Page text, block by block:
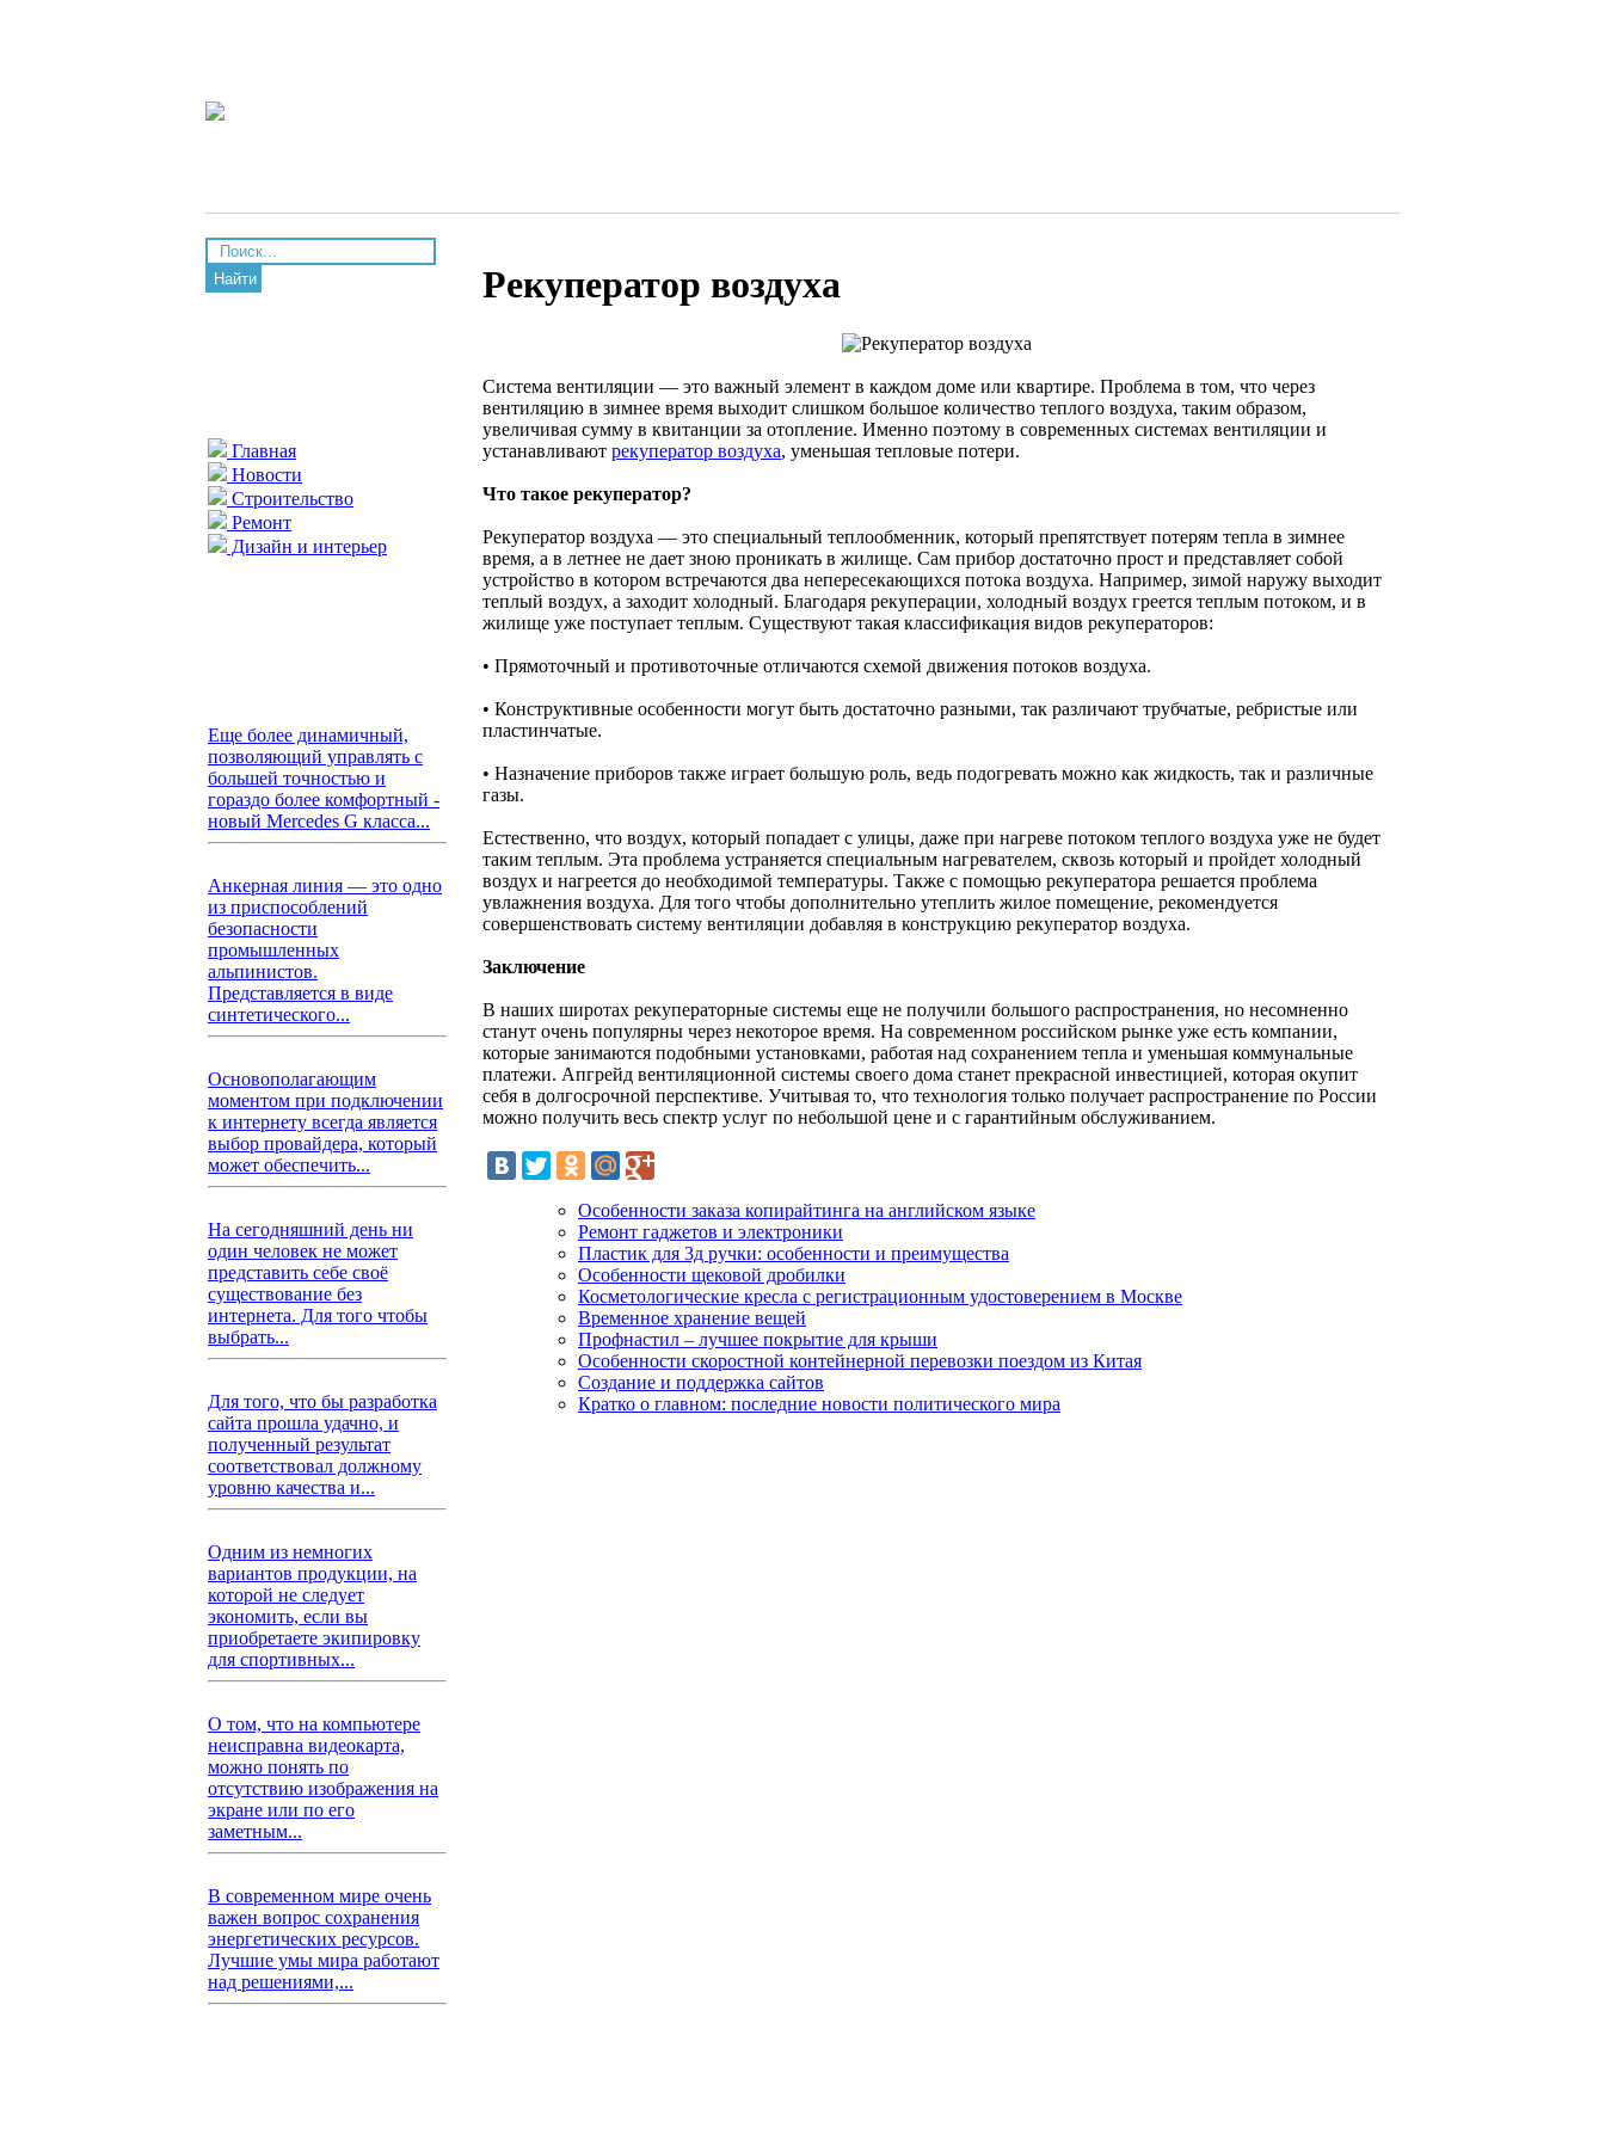
Найти
Главная
Новости
Строительство
Ремонт
Дизайн и интерьер
Еще более динамичный,
позволяющий управлять с
большей точностью и
гораздо более комфортный -
новый Mercedes G класса...
Анкерная линия — это одно
из приспособлений
безопасности
промышленных
альпинистов.
Представляется в виде
синтетического...
Основополагающим
моментом при подключении
к интернету всегда является
выбор провайдера, который
может обеспечить...
На сегодняшний день ни
один человек не может
представить себе своё
существование без
интернета. Для того чтобы
выбрать...
Для того, что бы разработка
сайта прошла удачно, и
полученный результат
соответствовал должному
уровню качества и...
Одним из немногих
вариантов продукции, на
которой не следует
экономить, если вы
приобретаете экипировку
для спортивных...
О том, что на компьютере
неисправна видеокарта,
можно понять по
отсутствию изображения на
экране или по его
заметным...
В современном мире очень
важен вопрос сохранения
энергетических ресурсов.
Лучшие умы мира работают
над решениями,...
Рекуператор воздуха
Система вентиляции — это важный элемент в каждом доме или квартире. Проблема в том, что через
вентиляцию в зимнее время выходит слишком большое количество теплого воздуха, таким образом,
увеличивая сумму в квитанции за отопление. Именно поэтому в современных системах вентиляции и
устанавливают рекуператор воздуха, уменьшая тепловые потери.
Что такое рекуператор?
Рекуператор воздуха — это специальный теплообменник, который препятствует потерям тепла в зимнее
время, а в летнее не дает зною проникать в жилище. Сам прибор достаточно прост и представляет собой
устройство в котором встречаются два непересекающихся потока воздуха. Например, зимой наружу выходит
теплый воздух, а заходит холодный. Благодаря рекуперации, холодный воздух греется теплым потоком, и в
жилище уже поступает теплым. Существуют такая классификация видов рекуператоров:
• Прямоточный и противоточные отличаются схемой движения потоков воздуха.
• Конструктивные особенности могут быть достаточно разными, так различают трубчатые, ребристые или
пластинчатые.
• Назначение приборов также играет большую роль, ведь подогревать можно как жидкость, так и различные
газы.
Естественно, что воздух, который попадает с улицы, даже при нагреве потоком теплого воздуха уже не будет
таким теплым. Эта проблема устраняется специальным нагревателем, сквозь который и пройдет холодный
воздух и нагреется до необходимой температуры. Также с помощью рекуператора решается проблема
увлажнения воздуха. Для того чтобы дополнительно утеплить жилое помещение, рекомендуется
совершенствовать систему вентиляции добавляя в конструкцию рекуператор воздуха.
Заключение
В наших широтах рекуператорные системы еще не получили большого распространения, но несомненно
станут очень популярны через некоторое время. На современном российском рынке уже есть компании,
которые занимаются подобными установками, работая над сохранением тепла и уменьшая коммунальные
платежи. Апгрейд вентиляционной системы своего дома станет прекрасной инвестицией, которая окупит
себя в долгосрочной перспективе. Учитывая то, что технология только получает распространение по России
можно получить весь спектр услуг по небольшой цене и с гарантийным обслуживанием.
Особенности заказа копирайтинга на английском языке
Ремонт гаджетов и электроники
Пластик для 3д ручки: особенности и преимущества
Особенности щековой дробилки
Косметологические кресла с регистрационным удостоверением в Москве
Временное хранение вещей
Профнастил – лучшее покрытие для крыши
Особенности скоростной контейнерной перевозки поездом из Китая
Создание и поддержка сайтов
Кратко о главном: последние новости политического мира